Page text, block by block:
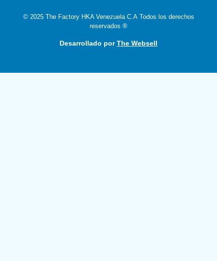
© 2025 The Factory HKA Venezuela C.A Todos los derechos
reservados ®
Desarrollado porThe Websell